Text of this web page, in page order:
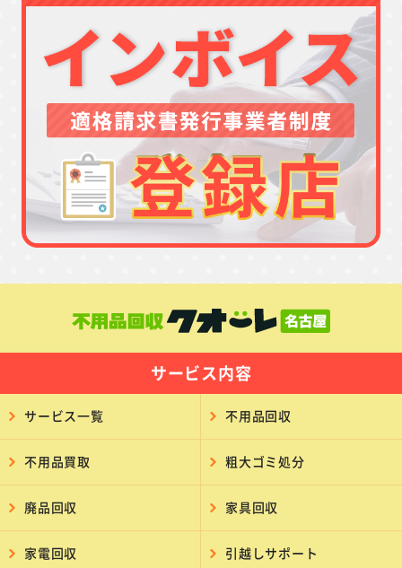
サービス内容
サービス一覧 不用品回収
不用品買取 粗大ゴミ処分
廃品回収 家具回収
家電回収 引越しサポート